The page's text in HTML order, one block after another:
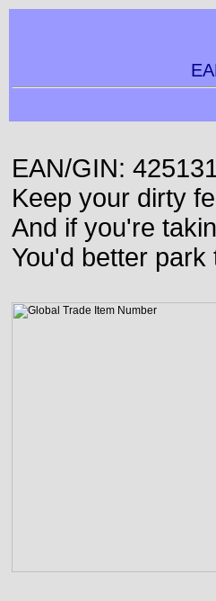
EAN/GIN:
Keep your dirty
And if you're
You'd better